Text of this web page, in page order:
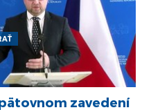
zavedení